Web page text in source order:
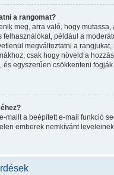
a rangomat?
meg, arra való, hogy
például a
megváltoztatni a
csak hogy növeld a
és egyszerűen csökkenteni
mailt a beépített e-mail funkció
emberek nemkívánt